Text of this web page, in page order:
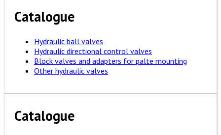
Catalogue
Hydraulic ball valves
Hydraulic directional control valves
Block valves and adapters for palte mounting
Other hydraulic valves
Catalogue